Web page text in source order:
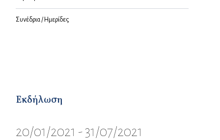
Συνέδρια / Ημερίδες
Εκδήλωση
20/01/2021 - 31/07/2021